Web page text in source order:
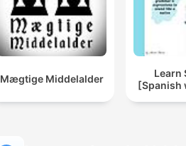
Mægtige Middelalder
Learn
[Spanish